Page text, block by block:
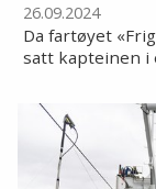
26.09.2024
Da fartøyet
satt kapteinen i